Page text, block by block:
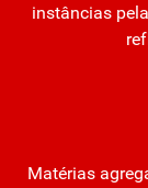
instâncias
Matérias